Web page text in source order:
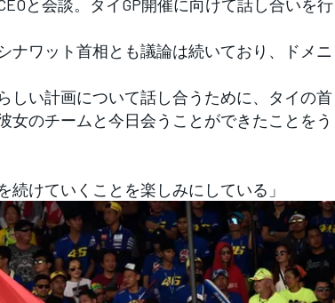
と会談。タイGP開催に向けて話し合いを行
ワット首相とも議論は続いており、ドメニ
しい計画について話し合うために、タイの首
のチームと今日会うことができたことをう
続けていくことを楽しみにしている」